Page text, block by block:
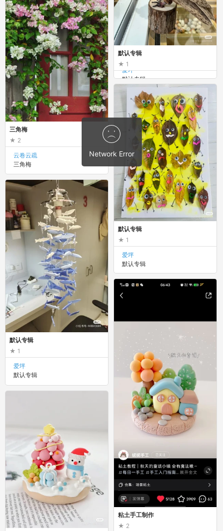
默认专辑
1
爱坪
默认专辑
默认专辑
1
爱坪
默认专辑
三角梅
2
云卷云疏
三角梅
默认专辑
1
爱坪
默认专辑
粘土手工制作
2
Network Error